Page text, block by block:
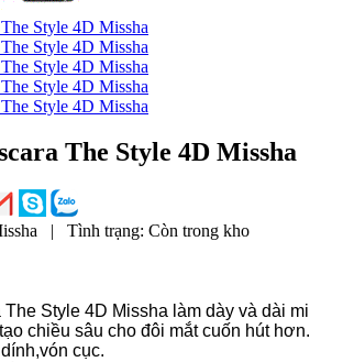
The Style 4D Missha
| Tình trạng: Còn trong kho
Style 4D Missha làm dày và dài mi
chiều sâu cho đôi mắt cuốn hút hơn.
cục.